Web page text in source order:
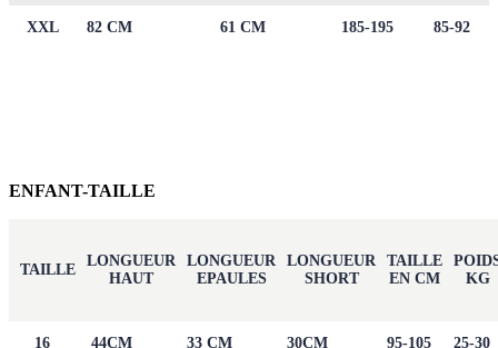
XXL 82 CM 61 CM 185-195 85-92
ENFANT-TAILLE
TAILLE
LONGUEUR
HAUT
LONGUEUR
EPAULES
LONGUEUR
SHORT
TAILLE
EN CM
KG
16 44CM 33 CM 30CM 95-105 25-30